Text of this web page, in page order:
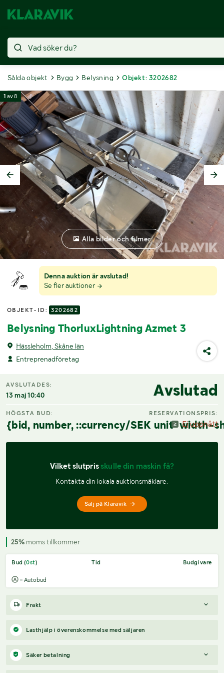
Sålda objekt Bygg Belysning Objekt: 3202682
Denna auktion är avslutad!
Se fler auktioner
OBJEKT-ID: 3202682
Belysning ThorluxLightning Azmet 3
Hässleholm, Skåne län
Entreprenadföretag
1 av8
Alla bilder och filmer
AVSLUTADES:
13 maj 10:40 Avslutad
HÖGSTA BUD:
{bid, number, ::currency/SEK unit-width-
RESERVATIONSPRIS:
Ej uppnått
Vilket slutpris skulle din maskin få?
Kontakta din lokala auktionsmäklare.
Sälj på Klaravik
25% moms tillkommer
Bud (0st) Tid Budgivare
= Autobud
Frakt
Boka frakt?Det finns ingen specifik information om frakt för
just det här objektet, men om du skickar oss en förfrågan via
vårt
Lasthjälp i överenskommelse med säljaren
Säker betalning